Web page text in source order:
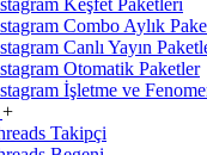
Keşfet Paketleri
Combo Aylık
Canlı Yayın
Otomatik Paketler
İşletme ve
+
Takipçi